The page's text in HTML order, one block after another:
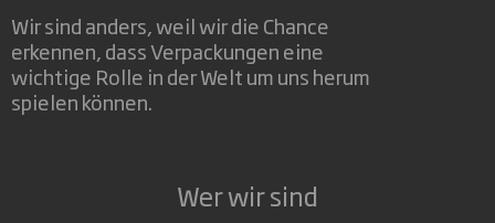
Wir sind anders, weil wir die Chance
erkennen, dass Verpackungen eine
wichtige Rolle in der Welt um uns herum
spielen können.
Wer wir sind